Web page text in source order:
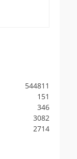
544811
151
346
3082
2714